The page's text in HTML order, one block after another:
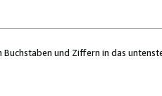
und Ziffern in das